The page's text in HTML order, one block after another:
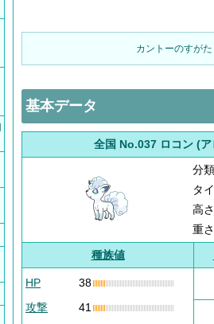
カントーのすがた
基本データ
全国 No.037 ロコン (
分
タ
高
重
種族値
HP
38
攻撃
41